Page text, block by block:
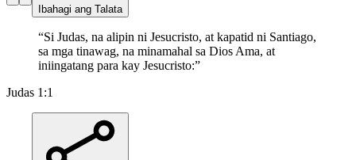
Ibahagi ang Talata
“Si Judas, na alipin ni Jesucristo, at kapatid ni Santiago,
sa mga tinawag, na minamahal sa Dios Ama, at
iniingatang para kay Jesucristo:”
Judas 1:1